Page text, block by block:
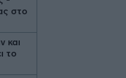
στο
και
το